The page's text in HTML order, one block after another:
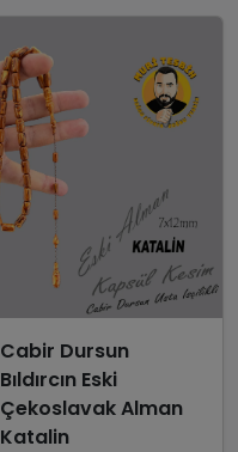
Cabir Dursun
Bıldırcın Eski
Çekoslavak Alman
Katalin